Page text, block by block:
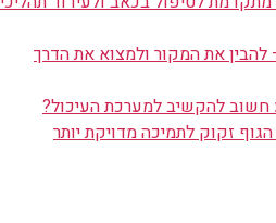
את המקור ולמצוא את הדרך
להקשיב למערכת העיכול?